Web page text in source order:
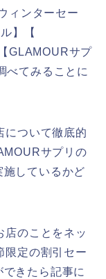
ィンターセー
】【
GLAMOURサプ
べてみることに
について徹底的
サプリの
しているかど
店のことをネッ
限定の割引セー
きたら記事に